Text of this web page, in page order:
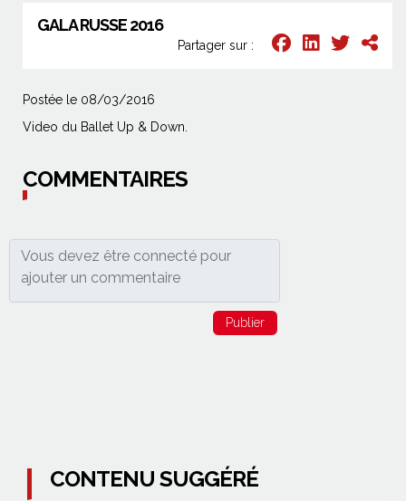
GALA RUSSE 2016
Partager sur :
Postée le 08/03/2016
Video du Ballet Up & Down.
COMMENTAIRES
Publier
CONTENU SUGGÉRÉ